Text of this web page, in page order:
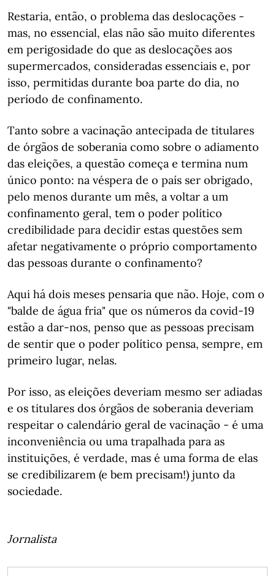
Restaria, então, o problema das deslocações -
mas, no essencial, elas não são muito diferentes
em perigosidade do que as deslocações aos
supermercados, consideradas essenciais e, por
isso, permitidas durante boa parte do dia, no
período de confinamento.
Tanto sobre a vacinação antecipada de titulares
de órgãos de soberania como sobre o adiamento
das eleições, a questão começa e termina num
único ponto: na véspera de o país ser obrigado,
pelo menos durante um mês, a voltar a um
confinamento geral, tem o poder político
credibilidade para decidir estas questões sem
afetar negativamente o próprio comportamento
das pessoas durante o confinamento?
Aqui há dois meses pensaria que não. Hoje, com o
"balde de água fria" que os números da covid-19
estão a dar-nos, penso que as pessoas precisam
de sentir que o poder político pensa, sempre, em
primeiro lugar, nelas.
Por isso, as eleições deveriam mesmo ser adiadas
e os titulares dos órgãos de soberania deveriam
respeitar o calendário geral de vacinação - é uma
inconveniência ou uma trapalhada para as
instituições, é verdade, mas é uma forma de elas
se credibilizarem (e bem precisam!) junto da
sociedade.
Jornalista